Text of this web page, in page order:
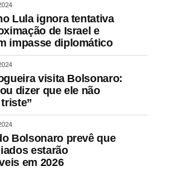
Lula ignora tentativa
de Israel e
impasse diplomático
visita Bolsonaro:
dizer que ele não
Bolsonaro prevê que
estarão
em 2026